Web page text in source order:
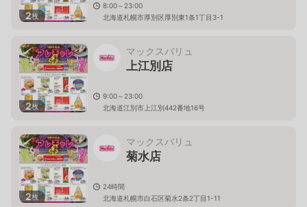
2枚
8:00～23:00
北海道札幌市厚別区厚別東1条1丁目3-1
2枚
マックスバリュ
上江別店
9:00～23:00
北海道江別市上江別442番地16号
2枚
マックスバリュ
菊水店
24時間
北海道札幌市白石区菊水2条2丁目1-11